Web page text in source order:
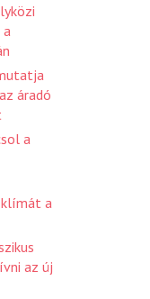
áradó
a
klímát a
az új